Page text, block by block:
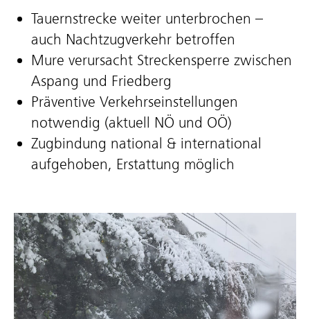
Tauernstrecke weiter unterbrochen –
auch Nachtzugverkehr betroffen
Mure verursacht Streckensperre zwischen
Aspang und Friedberg
Präventive Verkehrseinstellungen
notwendig (aktuell NÖ und OÖ)
Zugbindung national & international
aufgehoben, Erstattung möglich